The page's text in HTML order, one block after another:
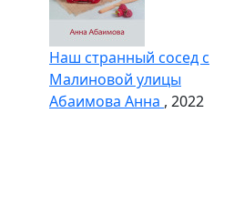
Наш странный сосед с
Малиновой улицы
Абаимова Анна , 2022